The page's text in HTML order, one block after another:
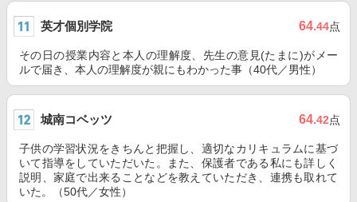
英才個別学院 64.44点
その日の授業内容と本人の理解度、先生の意見(たまに)がメー
ルで届き、本人の理解度が親にもわかった事（40代／男性）
城南コベッツ 64.42点
子供の学習状況をきちんと把握し、適切なカリキュラムに基づ
いて指導をしていただいた。また、保護者である私にも詳しく
説明、家庭で出来ることなどを教えていただき、連携も取れて
いた。（50代／女性）